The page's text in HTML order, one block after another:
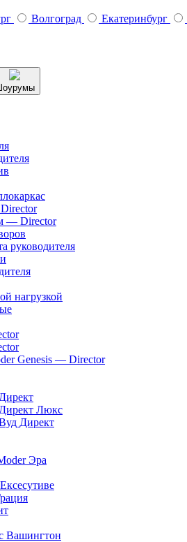
Волгоград Екатеринбург
— Director
руководителя
нагрузкой
Genesis — Director
Люкс
Директ
Эра
Вашингтон